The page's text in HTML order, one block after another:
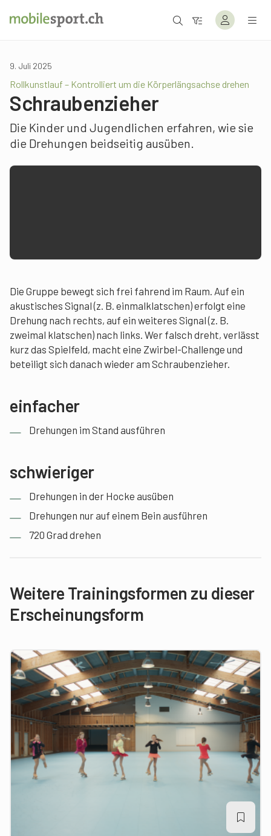
9. Juli 2025
Rollkunstlauf – Kontrolliert um die Körperlängsachse drehen
Schraubenzieher
Die Kinder und Jugendlichen erfahren, wie sie
die Drehungen beidseitig ausüben.
Die Gruppe bewegt sich frei fahrend im Raum. Auf ein
akustisches Signal (z. B. einmalklatschen) erfolgt eine
Drehung nach rechts, auf ein weiteres Signal (z. B.
zweimal klatschen) nach links. Wer falsch dreht, verlässt
kurz das Spielfeld, macht eine Zwirbel-Challenge und
beteiligt sich danach wieder am Schraubenzieher.
einfacher
Drehungen im Stand ausführen
schwieriger
Drehungen in der Hocke ausüben
Drehungen nur auf einem Bein ausführen
720 Grad drehen
Weitere Trainingsformen zu dieser
Erscheinungsform